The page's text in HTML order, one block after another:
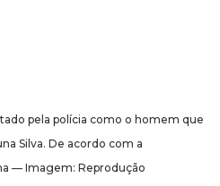
pela polícia como o homem que
Silva. De acordo com a
— Imagem: Reprodução